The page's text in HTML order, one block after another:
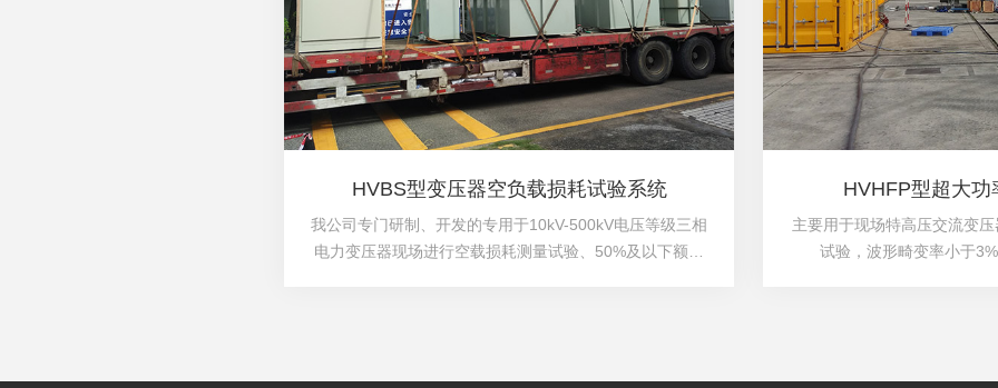
HVBS型变压器空负载损耗试验系统
我公司专门研制、开发的专用于10kV-500kV电压等级三相
电力变压器现场进行空载损耗测量试验、50%及以下额定
HVHFP型超大
主要用于现场特高压交流变
试验，波形畸变率小于